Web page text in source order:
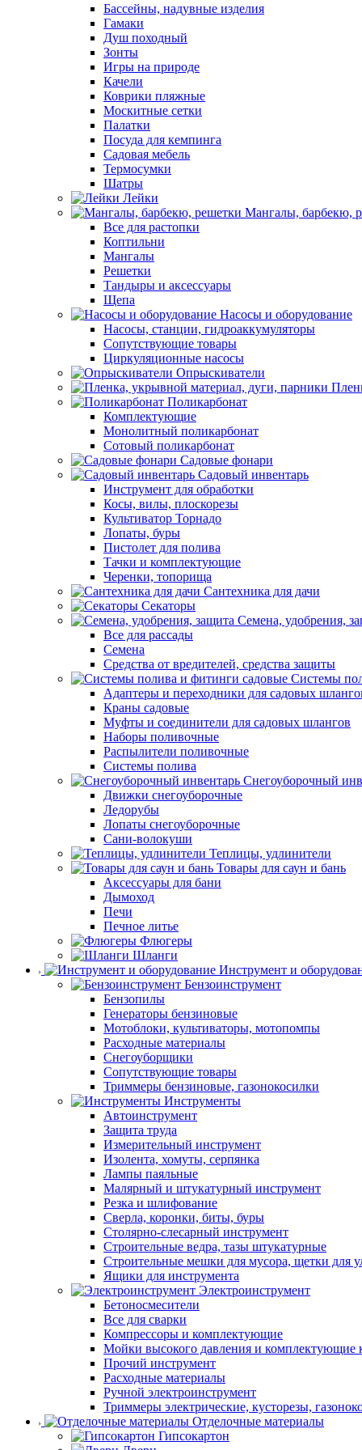
Бассейны, надувные изделия
Гамаки
Душ походный
Зонты
Игры на природе
Качели
Коврики пляжные
Москитные сетки
Палатки
Посуда для кемпинга
Садовая мебель
Термосумки
Шатры
Лейки
Мангалы, барбекю,
Все для растопки
Коптильни
Мангалы
Решетки
Тандыры и аксессуары
Щепа
Насосы и оборудование
Насосы, станции, гидроаккумуляторы
Сопутствующие товары
Циркуляционные насосы
Опрыскиватели
Поликарбонат
Комплектующие
Монолитный поликарбонат
Сотовый поликарбонат
Садовые фонари
Садовый инвентарь
Инструмент для обработки
Косы, вилы, плоскорезы
Культиватор Торнадо
Лопаты, буры
Пистолет для полива
Тачки и комплектующие
Черенки, топорища
Сантехника для дачи
Секаторы
Семена, удобрения,
Все для рассады
Семена
Средства от вредителей, средства защиты
Системы
Адаптеры и переходники для садовых
Краны садовые
Муфты и соединители для садовых шлангов
Наборы поливочные
Распылители поливочные
Системы полива
Снегоуборочный
Движки снегоуборочные
Ледорубы
Лопаты снегоуборочные
Сани-волокуши
Теплицы, удлинители
Товары для саун и бань
Аксессуары для бани
Дымоход
Печи
Печное литье
Флюгеры
Шланги
Инструмент и
Бензоинструмент
Бензопилы
Генераторы бензиновые
Мотоблоки, культиваторы, мотопомпы
Расходные материалы
Снегоуборщики
Сопутствующие товары
Триммеры бензиновые, газонокосилки
Инструменты
Автоинструмент
Защита труда
Измерительный инструмент
Изолента, хомуты, серпянка
Лампы паяльные
Малярный и штукатурный инструмент
Резка и шлифование
Сверла, коронки, биты, буры
Столярно-слесарный инструмент
Строительные ведра, тазы штукатурные
Строительные мешки для мусора, щетки для
Ящики для инструмента
Электроинструмент
Бетоносмесители
Все для сварки
Компрессоры и комплектующие
Мойки высокого давления и комплектующие
Прочий инструмент
Расходные материалы
Ручной электроинструмент
Триммеры электрические, кусторезы,
Отделочные материалы
Гипсокартон